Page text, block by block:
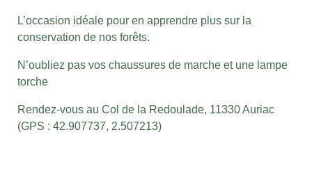
L’occasion idéale pour en apprendre plus sur la
conservation de nos forêts.
N’oubliez pas vos chaussures de marche et une lampe
torche
Rendez-vous au Col de la Redoulade, 11330 Auriac
(GPS : 42.907737, 2.507213)